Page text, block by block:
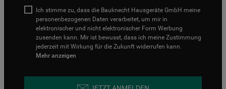
Ich stimme zu, dass die Bauknecht Hausgeräte GmbH meine
personenbezogenen Daten verarbeitet, um mir in
elektronischer und nicht elektronischer Form Werbung
zusenden kann. Mir ist bewusst, dass ich meine Zustimmung
jederzeit mit Wirkung für die Zukunft widerrufen kann.
Mehr anzeigen